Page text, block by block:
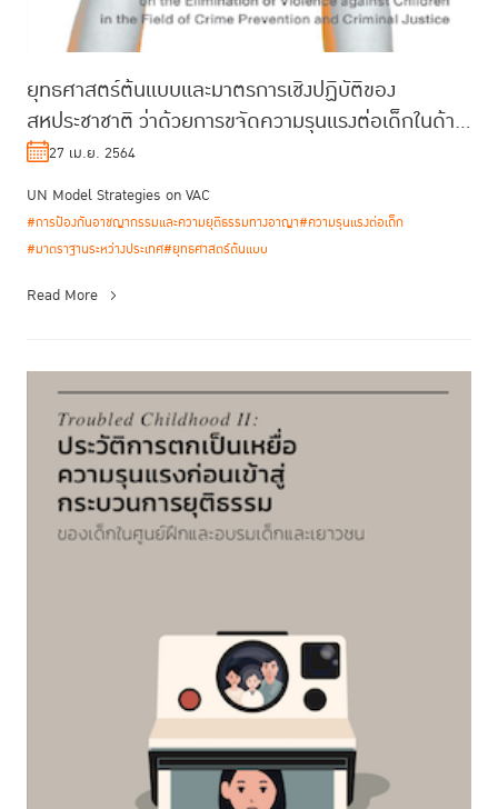
ยุทธศาสตร์ต้นแบบและมาตรการเชิงปฏิบัติของ
สหประชาชาติ ว่าด้วยการขจัดความรุนแรงต่อเด็กในด้าน
การป้องกันอาชญากรรมและความยุติธ...
27 เม.ย. 2564
UN Model Strategies on VAC
#การป้องกันอาชญากรรมและความยุติธรรมทางอาญา#ความรุนแรงต่อเด็ก
#มาตราฐานระหว่างประเทศ#ยุทธศาสตร์ต้นแบบ
Read More